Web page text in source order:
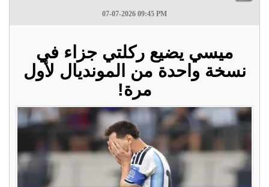
07-07-2026 09:45 PM
ميسي يضيع ركلتي جزاء في
نسخة واحدة من المونديال لأول
مرة!